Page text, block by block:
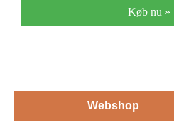
Køb nu »
Webshop